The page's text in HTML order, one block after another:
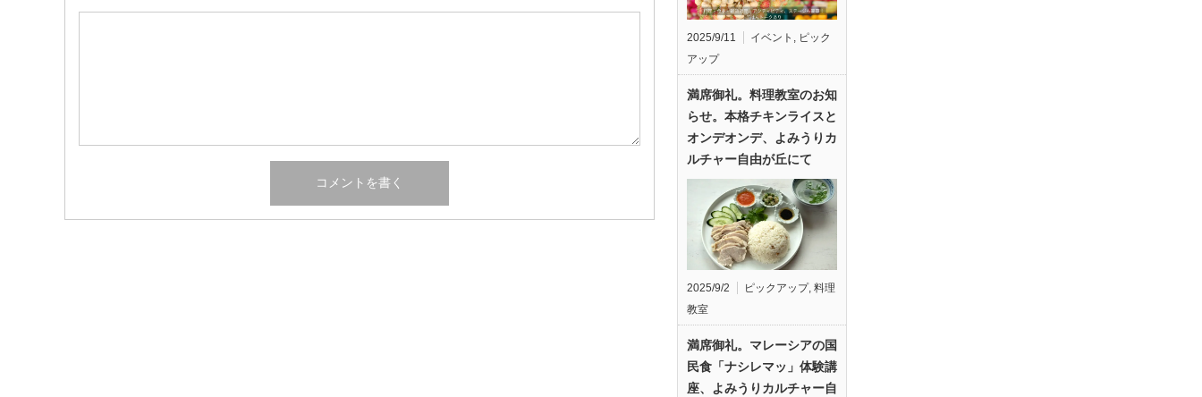
2025/9/11 イベント , ピック
アップ
満席御礼。料理教室のお知
らせ。本格チキンライスと
オンデオンデ、よみうりカ
ルチャー自由が丘にて
2025/9/2 ピックアップ, 料理
教室
満席御礼。マレーシアの国
民食「ナシレマッ」体験講
座、よみうりカルチャー自